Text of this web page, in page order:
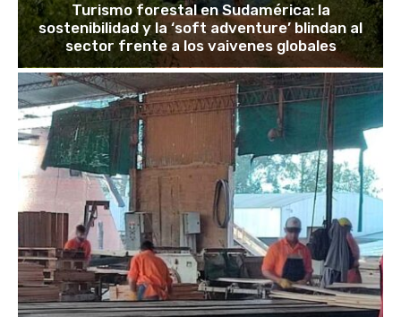
Turismo forestal en Sudamérica: la
sostenibilidad y la ‘soft adventure’ blindan al
sector frente a los vaivenes globales